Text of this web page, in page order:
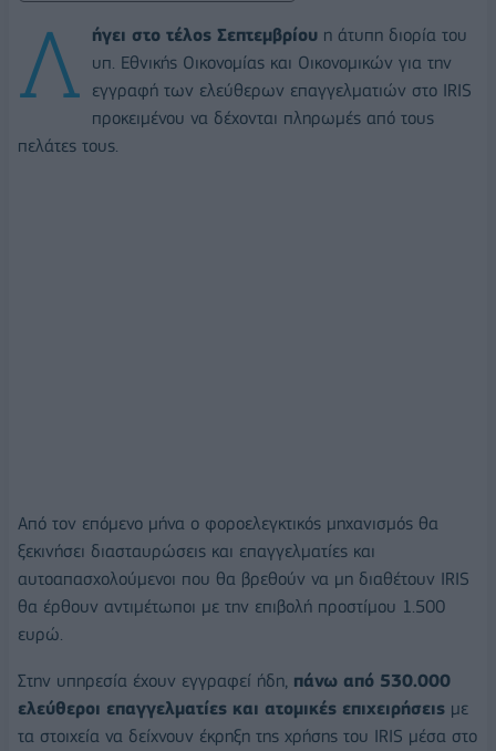
Λ ήγει στο τέλος Σεπτεμβρίου η άτυπη διορία του
υπ. Εθνικής Οικονομίας και Οικονομικών για την
εγγραφή των ελεύθερων επαγγελματιών στο IRIS
προκειμένου να δέχονται πληρωμές από τους
πελάτες τους.
Από τον επόμενο μήνα ο φοροελεγκτικός μηχανισμός θα
ξεκινήσει διασταυρώσεις και επαγγελματίες και
αυτοαπασχολούμενοι που θα βρεθούν να μη διαθέτουν IRIS
θα έρθουν αντιμέτωποι με την επιβολή προστίμου 1.500
ευρώ.
Στην υπηρεσία έχουν εγγραφεί ήδη, πάνω από 530.000
ελεύθεροι επαγγελματίες και ατομικές επιχειρήσεις με
τα στοιχεία να δείχνουν έκρηξη της χρήσης του IRIS μέσα στο